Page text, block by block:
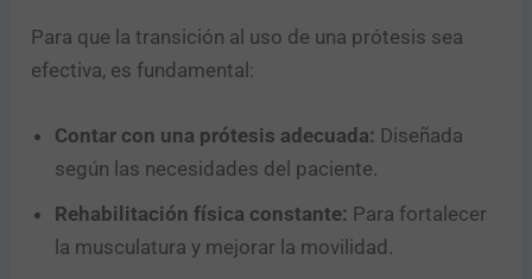
Para que la transición al uso de una prótesis sea
efectiva, es fundamental:
Contar con una prótesis adecuada: Diseñada
según las necesidades del paciente.
Rehabilitación física constante: Para fortalecer
la musculatura y mejorar la movilidad.